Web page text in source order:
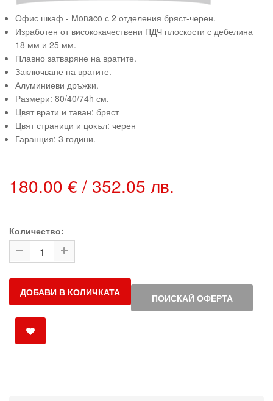
Офис шкаф - Monaco с 2 отделения бряст-черен.
Изработен от висококачествени ПДЧ плоскости с дебелина
18 мм и 25 мм.
Плавно затваряне на вратите.
Заключване на вратите.
Алуминиеви дръжки.
Размери: 80/40/74h см.
Цвят врати и таван: бряст
Цвят страници и цокъл: черен
Гаранция: 3 години.
180.00 € / 352.05 лв.
Количество:
ДОБАВИ В КОЛИЧКАТА ПОИСКАЙ ОФЕРТА